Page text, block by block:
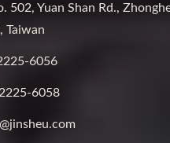
502, Yuan Shan Rd.,
Taiwan
6056
6058